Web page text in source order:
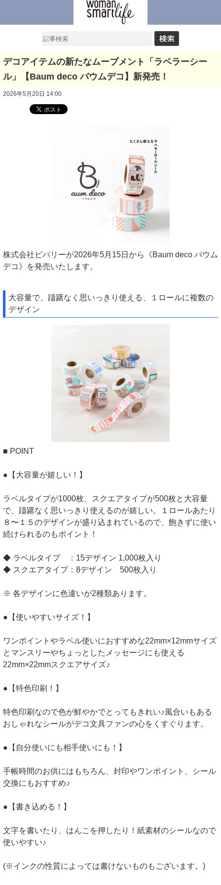
デコアイテムの新たなムーブメント「ラベラーシー
ル」【Baum deco バウムデコ】新発売！
2026年5月20日 14:00
株式会社ビバリーが2026年5月15日から《Baum deco バウム
デコ》を発売いたします。
大容量で、躊躇なく思いっきり使える、１ロールに複数の
デザイン
■ POINT
●【大容量が嬉しい！】
ラベルタイプが1000枚、スクエアタイプが500枚と大容量
で、躊躇なく思いっきり使えるのが嬉しい。１ロールあたり
８〜１５のデザインが盛り込まれているので、飽きずに使い
続けられるのもポイント！
◆ ラベルタイプ ：15デザイン 1,000枚入り
◆ スクエアタイプ：8デザイン 500枚入り
※ 各デザインに色違いが2種類あります。
●【使いやすいサイズ！】
ワンポイントやラベル使いにおすすめな22mm×12mmサイズ
とマンスリーやちょっとしたメッセージにも使える
22mm×22mmスクエアサイズ♪
●【特色印刷！】
特色印刷なので色が鮮やかでとってもきれい♪風合いもある
おしゃれなシールがデコ文具ファンの心をくすぐります。
●【自分使いにも相手使いにも！】
手帳時間のお供にはもちろん、封印やワンポイント、シール
交換にもおすすめ♪
●【書き込める！】
文字を書いたり、はんこを押したり！紙素材のシールなので
使いやすい♪
(※インクの性質によっては書けないものもございます。)